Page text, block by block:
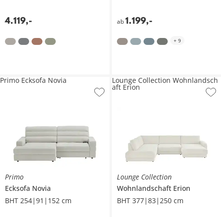
4.119,- ab 1.199,-
+ 9
Primo
Ecksofa Novia
BHT 254|91|152 cm
Primo Ecksofa Novia
Lounge Collection
Wohnlandschaft Erion
BHT 377|83|250 cm
Lounge Collection Wohnlandsch
aft Erion